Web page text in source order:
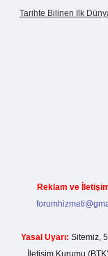
Tarihte Bilinen Ilk
Reklam ve
Yasal Uyarı: Sitemiz,
İletişim Kurumu